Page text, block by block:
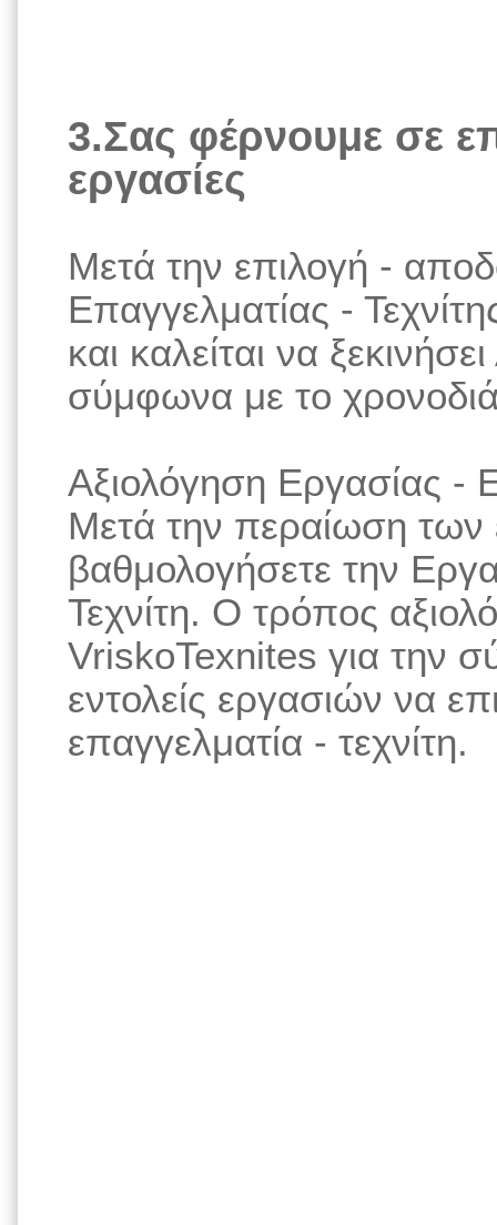
3.Σας φέρνουμε σε
εργασίες
Μετά την επιλογή -
Επαγγελματίας -
και καλείται να
σύμφωνα με το
Αξιολόγηση Εργασίας -
Μετά την περαίωση των
βαθμολογήσετε την
Τεχνίτη. Ο τρόπος
VriskoTexnites για την
εντολείς εργασιών να
επαγγελματία - τεχνίτη.